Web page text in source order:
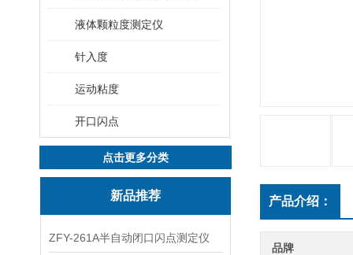
液体颗粒度测定仪
针入度
运动粘度
开口闪点
点击更多分类
新品推荐
ZFY-261A半自动闭口闪点测定仪
产品介绍：
品牌